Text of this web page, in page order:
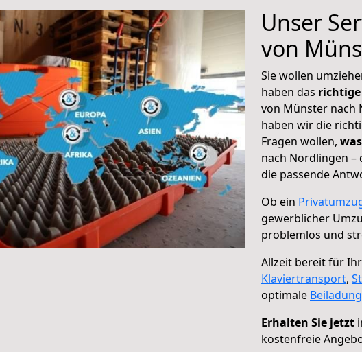
Unser
von
Sie wollen
haben das
von Münster nach
haben wir die
Fragen wollen,
nach Nördlingen –
die passende
Ob ein
gewerblicher
problemlos und
Allzeit bereit für
Klaviertransport,
optimale Beiladung
Erhalten Sie jetzt
kostenfreie